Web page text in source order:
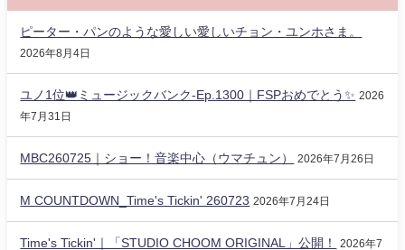
ピーター・パンのような愛しい愛しいチョン・ユンホさま。
2026年8月4日
ユノ1位👑ミュージックバンク-Ep.1300｜FSPおめでとう✨️ 2026
年7月31日
MBC260725｜ショー！音楽中心（ウマチュン） 2026年7月26日
M COUNTDOWN_Time's Tickin' 260723 2026年7月24日
Time's Tickin'｜「STUDIO CHOOM ORIGINAL」公開！
2026年7